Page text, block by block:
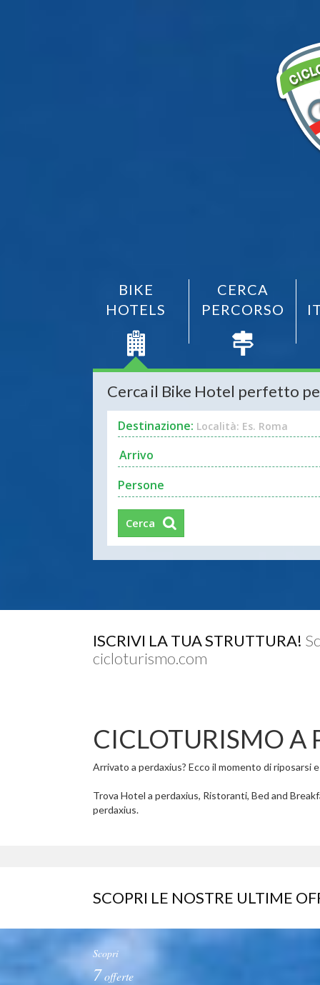
BIKE
HOTELS
CERCA
PERCORSO
Cerca il Bike Hotel perfetto
Destinazione: Località: Es. Roma
Persone
Cerca
ISCRIVI LA TUA STRUTTURA!
cicloturismo.com
CICLOTURISMO A
Arrivato a perdaxius? Ecco il momento di riposarsi
Trova Hotel a perdaxius, Ristoranti, Bed and
perdaxius.
SCOPRI LE NOSTRE ULTIME
Scopri
7offerte